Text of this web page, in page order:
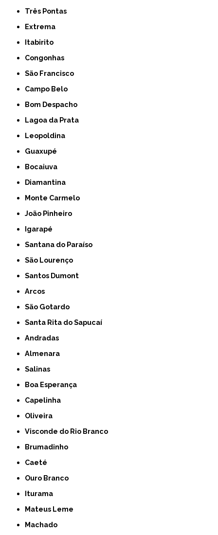
Três Pontas
Extrema
Itabirito
Congonhas
São Francisco
Campo Belo
Bom Despacho
Lagoa da Prata
Leopoldina
Guaxupé
Bocaiuva
Diamantina
Monte Carmelo
João Pinheiro
Igarapé
Santana do Paraíso
São Lourenço
Santos Dumont
Arcos
São Gotardo
Santa Rita do Sapucaí
Andradas
Almenara
Salinas
Boa Esperança
Capelinha
Oliveira
Visconde do Rio Branco
Brumadinho
Caeté
Ouro Branco
Iturama
Mateus Leme
Machado